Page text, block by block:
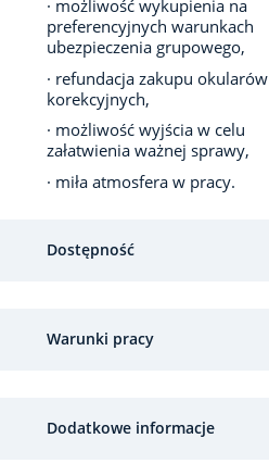
· możliwość wykupienia na
preferencyjnych warunkach
ubezpieczenia grupowego,
· refundacja zakupu okularów
korekcyjnych,
· możliwość wyjścia w celu
załatwienia ważnej sprawy,
· miła atmosfera w pracy.
Dostępność
Warunki pracy
Dodatkowe informacje